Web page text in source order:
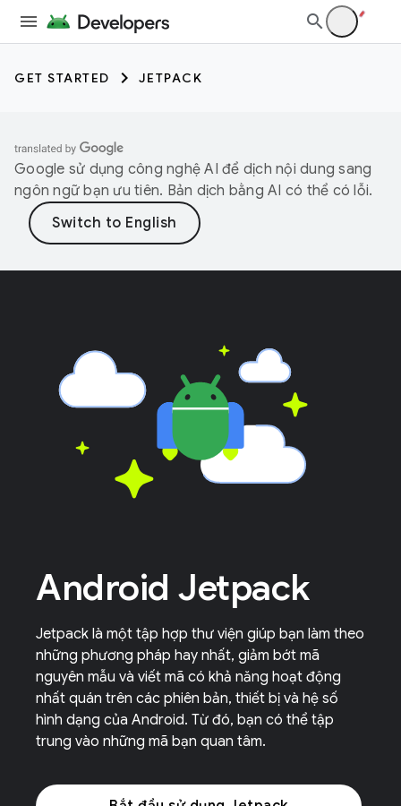
GET STARTED JETPACK
Google sử dụng công nghệ AI để dịch nội dung sang
ngôn ngữ bạn ưu tiên. Bản dịch bằng AI có thể có lỗi.
Android Jetpack
Jetpack là một tập hợp thư viện giúp bạn làm theo
những phương pháp hay nhất, giảm bớt mã
nguyên mẫu và viết mã có khả năng hoạt động
nhất quán trên các phiên bản, thiết bị và hệ số
hình dạng của Android. Từ đó, bạn có thể tập
trung vào những mã bạn quan tâm.